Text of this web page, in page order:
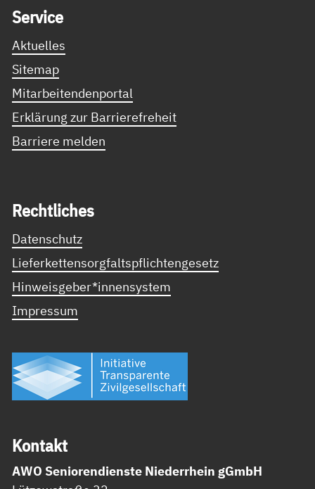
Ser­vice
Aktuelles
Sitemap
Mitarbeitendenportal
Erklärung zur Barrierefreheit
Barriere melden
Recht­li­ches
Datenschutz
Lieferkettensorgfaltspflichtengesetz
Hinweisgeber*innensystem
Impressum
Kon­takt
AWO Seniorendienste Niederrhein gGmbH